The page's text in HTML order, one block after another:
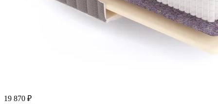
19 870 ₽